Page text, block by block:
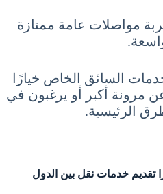
مواصلات عامة ممتازة
السائق الخاص خيارًا
مرونة أكبر أو يرغبون في
الرئيسية.
خدمات نقل بين الدول